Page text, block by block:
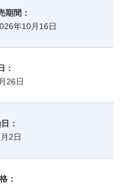
期間：
年10月16日
：
26日
：
2日
：